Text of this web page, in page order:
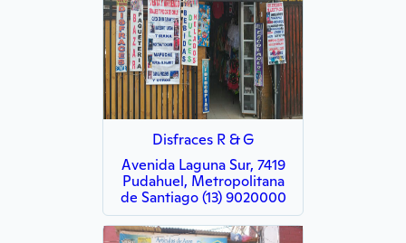
Disfraces R & G
Avenida Laguna Sur, 7419
Pudahuel, Metropolitana
de Santiago (13) 9020000